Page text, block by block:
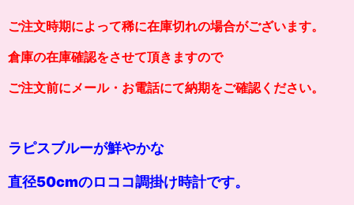
ご注文時期によって稀に在庫切れの場合がございます。
倉庫の在庫確認をさせて頂きますので
ご注文前にメール・お電話にて納期をご確認ください。
ラピスブルーが鮮やかな
直径50cmのロココ調掛け時計です。